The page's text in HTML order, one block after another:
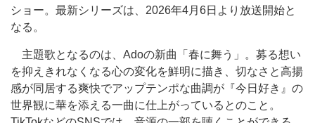
ショー。最新シリーズは、2026年4月6日より放送開始と
なる。
主題歌となるのは、Adoの新曲「春に舞う」。募る想い
を抑えきれなくなる心の変化を鮮明に描き、切なさと高揚
感が同居する爽快でアップテンポな曲調が『今日好き』の
世界観に華を添える一曲に仕上がっているとのこと。